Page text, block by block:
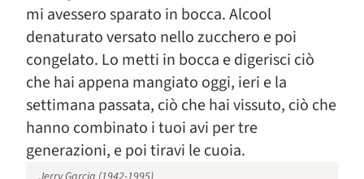
mi avessero sparato in bocca. Alcool
denaturato versato nello zucchero e poi
congelato. Lo metti in bocca e digerisci ciò
che hai appena mangiato oggi, ieri e la
settimana passata, ciò che hai vissuto, ciò che
hanno combinato i tuoi avi per tre
generazioni, e poi tiravi le cuoia.